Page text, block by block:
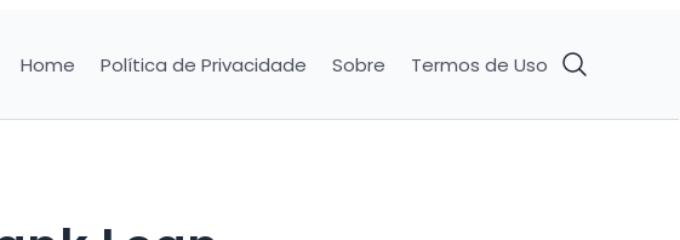
Home Política de Privacidade Sobre Termos de Uso